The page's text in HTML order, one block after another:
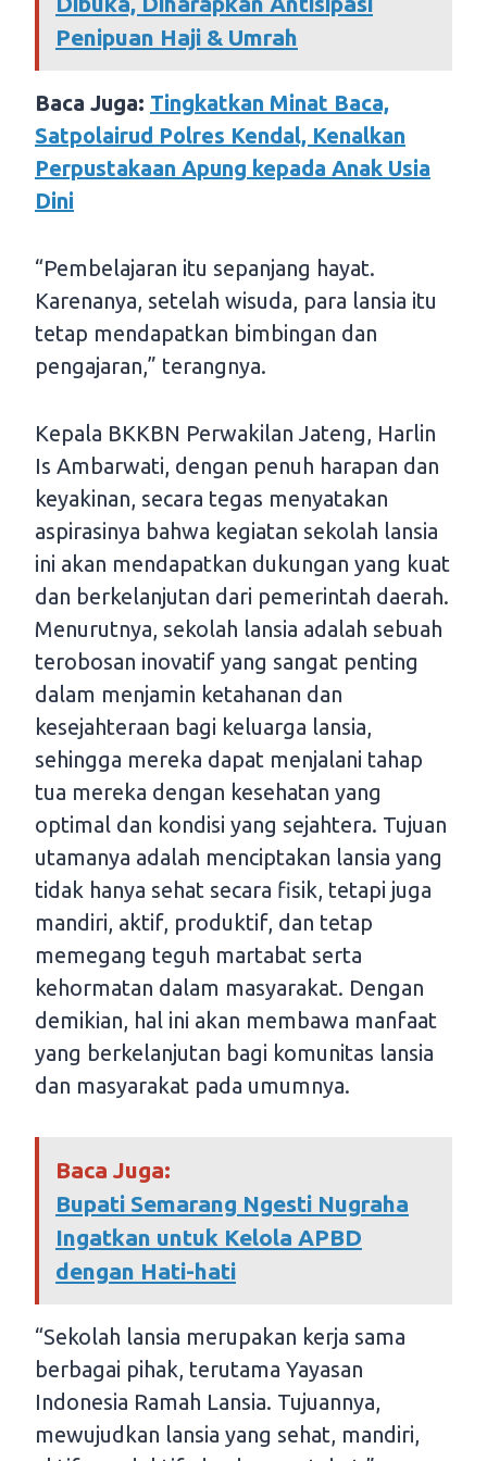
Penipuan Haji & Umrah
Baca Juga: Tingkatkan Minat Baca,
Satpolairud Polres Kendal, Kenalkan
Perpustakaan Apung kepada Anak Usia
Dini
“Pembelajaran itu sepanjang hayat.
Karenanya, setelah wisuda, para lansia itu
tetap mendapatkan bimbingan dan
pengajaran,” terangnya.
Kepala BKKBN Perwakilan Jateng, Harlin
Is Ambarwati, dengan penuh harapan dan
keyakinan, secara tegas menyatakan
aspirasinya bahwa kegiatan sekolah lansia
ini akan mendapatkan dukungan yang kuat
dan berkelanjutan dari pemerintah daerah.
Menurutnya, sekolah lansia adalah sebuah
terobosan inovatif yang sangat penting
dalam menjamin ketahanan dan
kesejahteraan bagi keluarga lansia,
sehingga mereka dapat menjalani tahap
tua mereka dengan kesehatan yang
optimal dan kondisi yang sejahtera. Tujuan
utamanya adalah menciptakan lansia yang
tidak hanya sehat secara fisik, tetapi juga
mandiri, aktif, produktif, dan tetap
memegang teguh martabat serta
kehormatan dalam masyarakat. Dengan
demikian, hal ini akan membawa manfaat
yang berkelanjutan bagi komunitas lansia
dan masyarakat pada umumnya.
Baca Juga:
Bupati Semarang Ngesti Nugraha
Ingatkan untuk Kelola APBD
dengan Hati-hati
“Sekolah lansia merupakan kerja sama
berbagai pihak, terutama Yayasan
Indonesia Ramah Lansia. Tujuannya,
mewujudkan lansia yang sehat, mandiri,